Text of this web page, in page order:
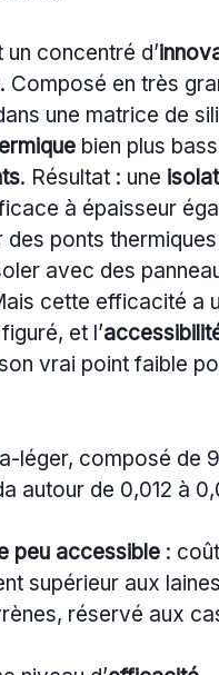
concentré d’
Composé en très
une matrice de
bien plus
. Résultat : une
à épaisseur
ponts
avec des
cette efficacité a
et l’
vrai point faible
léger, composé de
autour de 0,012 à
peu accessible :
supérieur aux
réservé aux